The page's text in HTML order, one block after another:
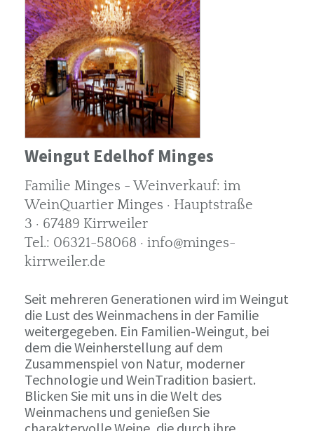
Weingut Edelhof Minges
Familie Minges - Weinverkauf: im
WeinQuartier Minges · Hauptstraße
3 · 67489 Kirrweiler
Tel.: 06321-58068 · info@minges-
kirrweiler.de
Seit mehreren Generationen wird im Weingut
die Lust des Weinmachens in der Familie
weitergegeben. Ein Familien-Weingut, bei
dem die Weinherstellung auf dem
Zusammenspiel von Natur, moderner
Technologie und WeinTradition basiert.
Blicken Sie mit uns in die Welt des
Weinmachens und genießen Sie